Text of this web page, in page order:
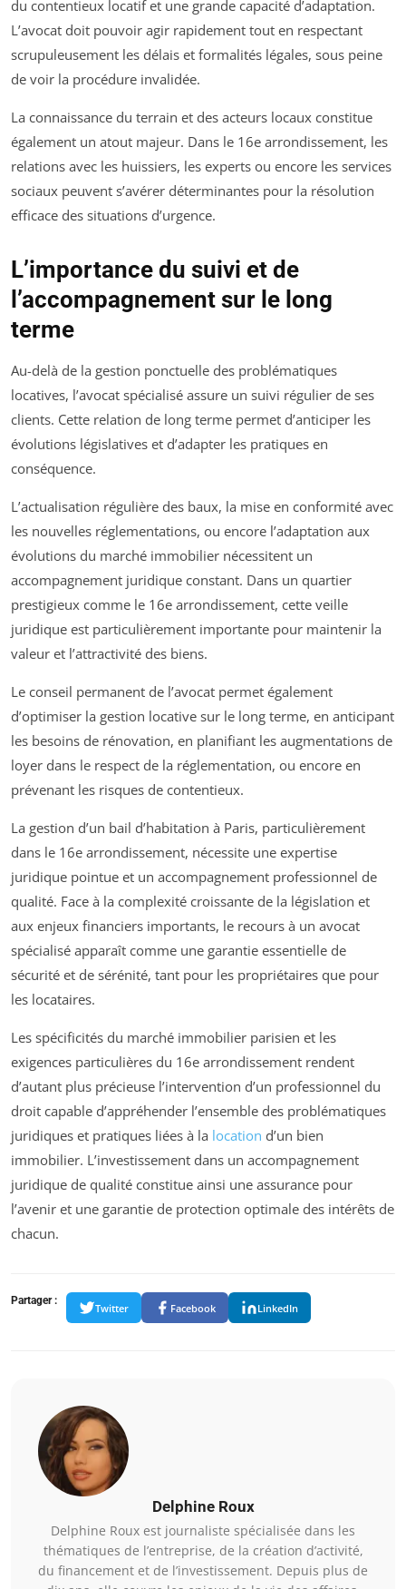
du contentieux locatif et une grande capacité d’adaptation.
L’avocat doit pouvoir agir rapidement tout en respectant
scrupuleusement les délais et formalités légales, sous peine
de voir la procédure invalidée.
La connaissance du terrain et des acteurs locaux constitue
également un atout majeur. Dans le 16e arrondissement, les
relations avec les huissiers, les experts ou encore les services
sociaux peuvent s’avérer déterminantes pour la résolution
efficace des situations d’urgence.
L’importance du suivi et de
l’accompagnement sur le long
terme
Au-delà de la gestion ponctuelle des problématiques
locatives, l’avocat spécialisé assure un suivi régulier de ses
clients. Cette relation de long terme permet d’anticiper les
évolutions législatives et d’adapter les pratiques en
conséquence.
L’actualisation régulière des baux, la mise en conformité avec
les nouvelles réglementations, ou encore l’adaptation aux
évolutions du marché immobilier nécessitent un
accompagnement juridique constant. Dans un quartier
prestigieux comme le 16e arrondissement, cette veille
juridique est particulièrement importante pour maintenir la
valeur et l’attractivité des biens.
Le conseil permanent de l’avocat permet également
d’optimiser la gestion locative sur le long terme, en anticipant
les besoins de rénovation, en planifiant les augmentations de
loyer dans le respect de la réglementation, ou encore en
prévenant les risques de contentieux.
La gestion d’un bail d’habitation à Paris, particulièrement
dans le 16e arrondissement, nécessite une expertise
juridique pointue et un accompagnement professionnel de
qualité. Face à la complexité croissante de la législation et
aux enjeux financiers importants, le recours à un avocat
spécialisé apparaît comme une garantie essentielle de
sécurité et de sérénité, tant pour les propriétaires que pour
les locataires.
Les spécificités du marché immobilier parisien et les
exigences particulières du 16e arrondissement rendent
d’autant plus précieuse l’intervention d’un professionnel du
droit capable d’appréhender l’ensemble des problématiques
juridiques et pratiques liées à la location d’un bien
immobilier. L’investissement dans un accompagnement
juridique de qualité constitue ainsi une assurance pour
l’avenir et une garantie de protection optimale des intérêts de
chacun.
Partager :
Twitter Facebook LinkedIn
Delphine Roux
Delphine Roux est journaliste spécialisée dans les
thématiques de l’entreprise, de la création d’activité,
du financement et de l’investissement. Depuis plus de